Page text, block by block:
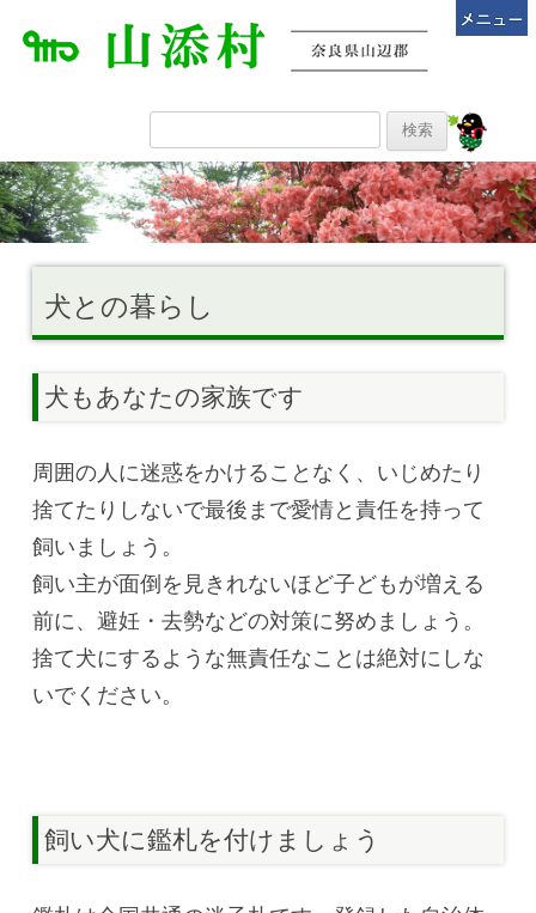
犬との暮らし
犬もあなたの家族です
周囲の人に迷惑をかけることなく、いじめたり
捨てたりしないで最後まで愛情と責任を持って
飼いましょう。
飼い主が面倒を見きれないほど子どもが増える
前に、避妊・去勢などの対策に努めましょう。
捨て犬にするような無責任なことは絶対にしな
いでください。
飼い犬に鑑札を付けましょう